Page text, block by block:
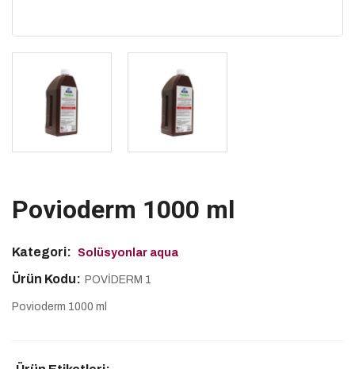
Povioderm 1000 ml
Kategori: Solüsyonlar aqua
Ürün Kodu: POVİDERM 1
Povioderm 1000 ml